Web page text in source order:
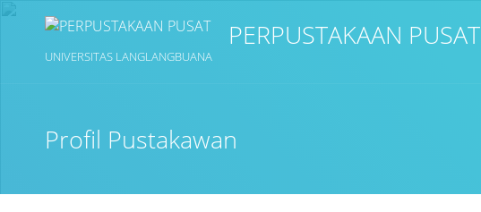
PERPUSTAKAAN PUSAT
UNIVERSITAS LANGLANGBUANA
Profil Pustakawan